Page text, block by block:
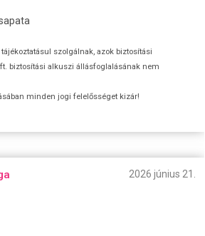
szolgálnak, azok biztosítási
biztosítási alkuszi állásfoglalásának nem
minden jogi felelősséget kizár!
2026 június 21.